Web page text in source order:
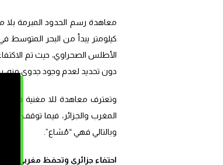
كيلومتر يبدأ من البحر المتوسط
الأطلس الصحراوي، حيث تم
دون تحديد لعدم وجود جدوى منه،
وتعترف معاهدة للا مغنية
المغرب والجزائر، فيما توقف
وبالتالي فهي “مُشاع”.
احتفاء جزائري وتحفظ مغربي